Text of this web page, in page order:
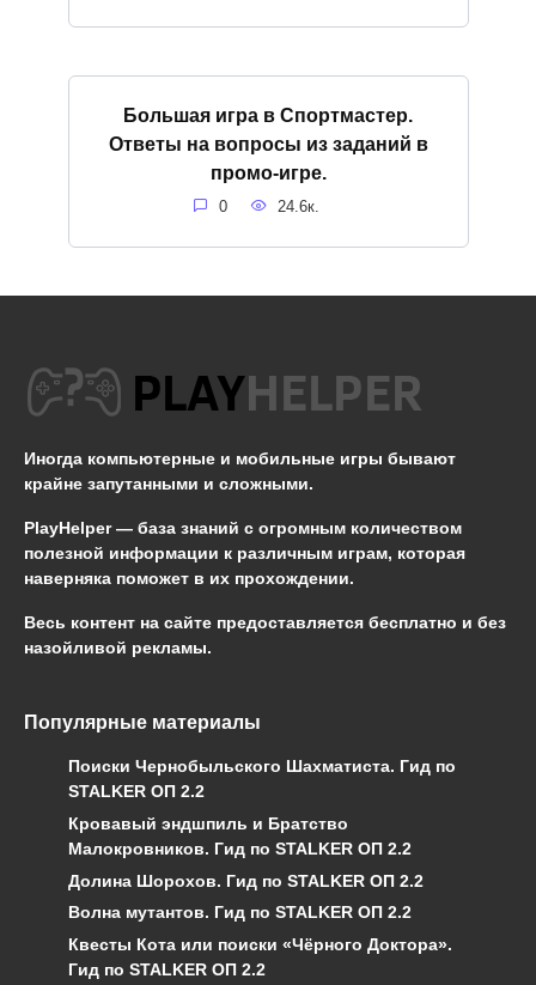
Большая игра в Спортмастер.
Ответы на вопросы из заданий в
промо-игре.
0 24.6к.
Иногда компьютерные и мобильные игры бывают
крайне запутанными и сложными.
PlayHelper — база знаний с огромным количеством
полезной информации к различным играм, которая
наверняка поможет в их прохождении.
Весь контент на сайте предоставляется бесплатно и без
назойливой рекламы.
Популярные материалы
Поиски Чернобыльского Шахматиста. Гид по
STALKER ОП 2.2
Кровавый эндшпиль и Братство
Малокровников. Гид по STALKER ОП 2.2
Долина Шорохов. Гид по STALKER ОП 2.2
Волна мутантов. Гид по STALKER ОП 2.2
Квесты Кота или поиски «Чёрного Доктора».
Гид по STALKER ОП 2.2